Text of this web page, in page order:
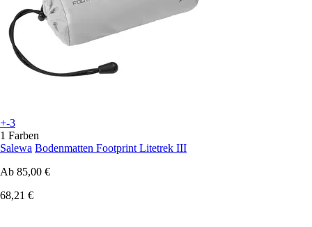
+-3
1 Farben
Salewa Bodenmatten Footprint Litetrek III
Ab 85,00 €
68,21 €